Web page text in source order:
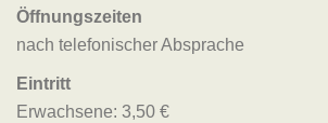
Öffnungszeiten
nach telefonischer Absprache
Eintritt
Erwachsene: 3,50 €